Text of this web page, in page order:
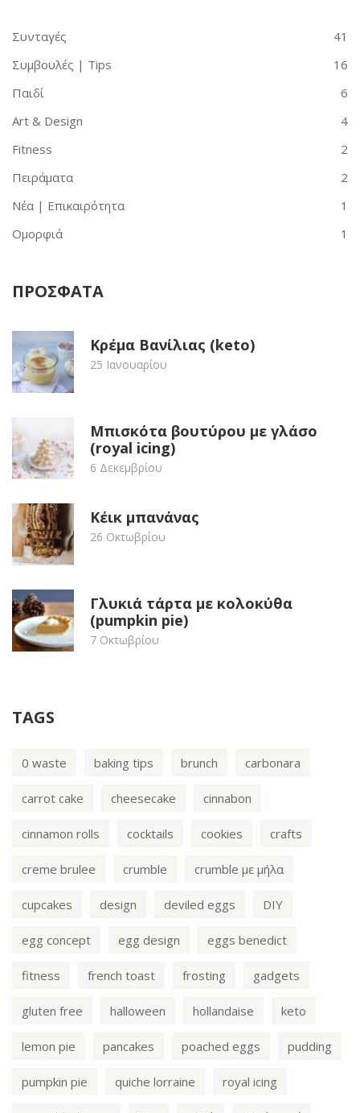
Συνταγές
41
Συμβουλές | Tips
16
Παιδί
6
Art & Design
4
Fitness
2
Πειράματα
2
Νέα | Επικαιρότητα
1
Ομορφιά
1
ΠΡΟΣΦΑΤΑ
Κρέμα Βανίλιας (keto)
25 Ιανουαρίου
Μπισκότα βουτύρου με γλάσο
(royal icing)
6 Δεκεμβρίου
Κέικ μπανάνας
26 Οκτωβρίου
Γλυκιά τάρτα με κολοκύθα
(pumpkin pie)
7 Οκτωβρίου
TAGS
0 waste baking tips brunch carbonara
carrot cake cheesecake cinnabon
cinnamon rolls cocktails cookies crafts
creme brulee crumble crumble με μήλα
cupcakes design deviled eggs DIY
egg concept egg design eggs benedict
fitness french toast frosting gadgets
gluten free halloween hollandaise keto
lemon pie pancakes poached eggs pudding
pumpkin pie quiche lorraine royal icing